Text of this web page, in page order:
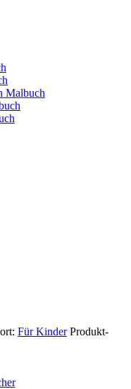
Malbuch
Für Kinder Produkt-